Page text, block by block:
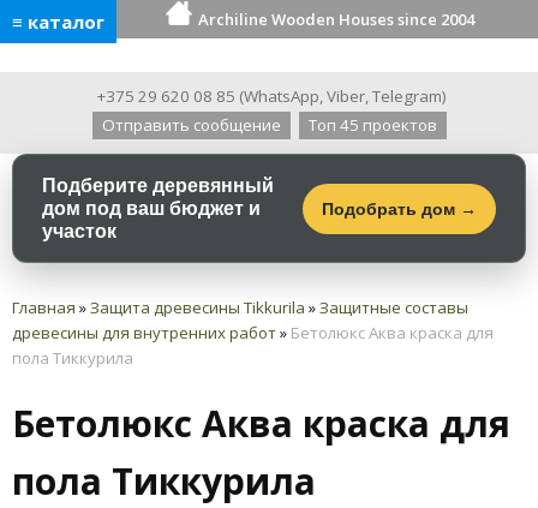
≡ каталог Archiline Wooden Houses since 2004
+375 29 620 08 85 (WhatsApp,Viber,Telegram)
Отправить сообщение
Топ 45 проектов
Подберите деревянный
дом под ваш бюджет и
участок
Подобрать дом →
Главная »Защита древесины Tikkurila »Защитные составы
древесины для внутренних работ» Бетолюкс Аква краска для
пола Тиккурила
Бетолюкс Аква краска для
пола Тиккурила